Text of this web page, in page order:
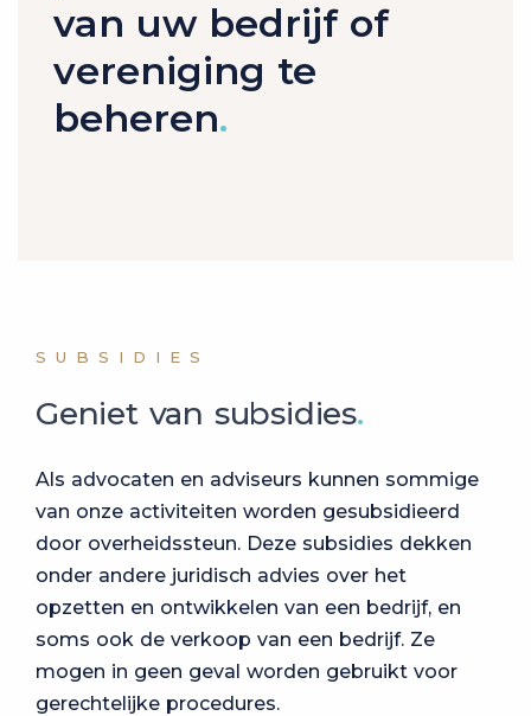
van uw bedrijf of
vereniging te
beheren
SUBSIDIES
Geniet van subsidies
Als advocaten en adviseurs kunnen sommige
van onze activiteiten worden gesubsidieerd
door overheidssteun. Deze subsidies dekken
onder andere juridisch advies over het
opzetten en ontwikkelen van een bedrijf, en
soms ook de verkoop van een bedrijf. Ze
mogen in geen geval worden gebruikt voor
gerechtelijke procedures.